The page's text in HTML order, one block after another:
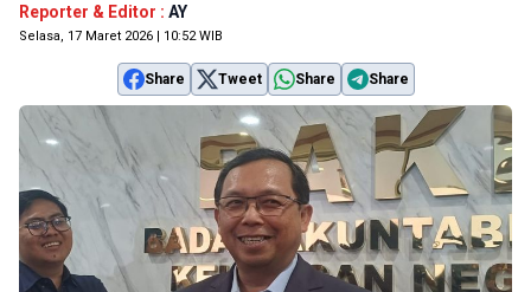
Reporter & Editor : AY
Selasa, 17 Maret 2026 | 10:52 WIB
Share Tweet Share Share